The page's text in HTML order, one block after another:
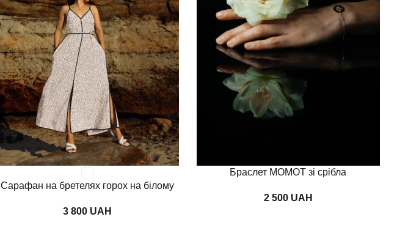
Сарафан на бретелях горох на білому
UAH
Додати в кошикБраслет MOMOT зі срібла
UAH